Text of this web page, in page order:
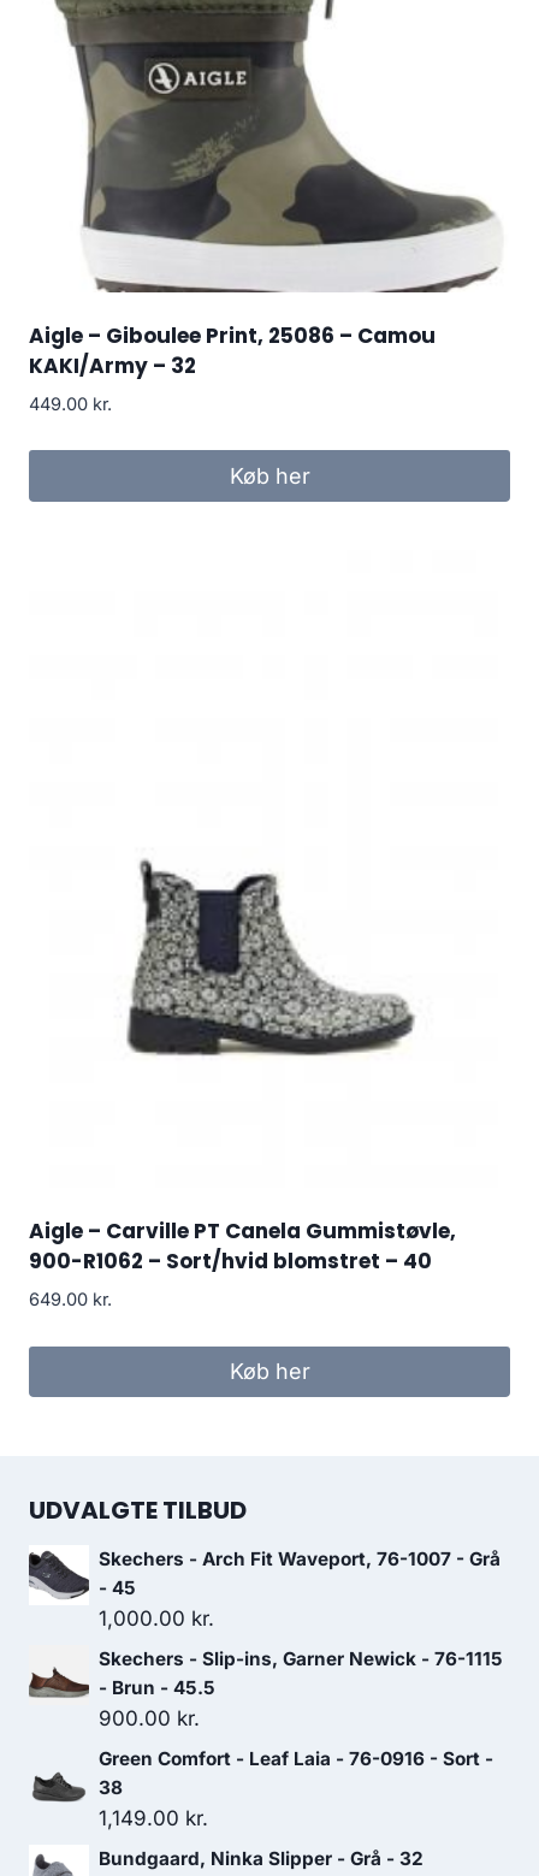
Aigle – Giboulee Print, 25086 – Camou
KAKI/Army – 32
449.00 kr.
Køb her
Aigle – Carville PT Canela Gummistøvle,
900-R1062 – Sort/hvid blomstret – 40
649.00 kr.
Køb her
UDVALGTE TILBUD
Skechers - Arch Fit Waveport, 76-1007 - Grå
- 45
1,000.00 kr.
Skechers - Slip-ins, Garner Newick - 76-1115
- Brun - 45.5
900.00 kr.
Green Comfort - Leaf Laia - 76-0916 - Sort -
38
1,149.00 kr.
Bundgaard, Ninka Slipper - Grå - 32